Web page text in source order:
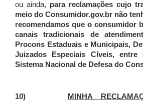
ou ainda, para reclamações cujo
meio do Consumidor.gov.br não
recomendamos que o consumidor
canais tradicionais de
Procons Estaduais e Municipais,
Juizados Especiais Cíveis,
Sistema Nacional de Defesa do
10)
MINHA